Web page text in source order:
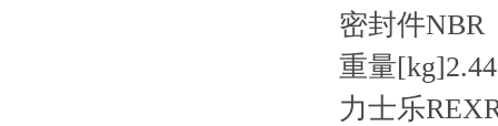
密封件NBR
重量[kg]2.44
力士乐